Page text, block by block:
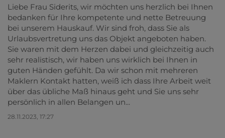
Liebe Frau Siderits, wir möchten uns herzlich bei Ihnen
bedanken für Ihre kompetente und nette Betreuung
bei unserem Hauskauf. Wir sind froh, dass Sie als
Urlaubsvertretung uns das Objekt angeboten haben.
Sie waren mit dem Herzen dabei und gleichzeitig auch
sehr realistisch, wir haben uns wirklich bei Ihnen in
guten Händen gefühlt. Da wir schon mit mehreren
Maklern Kontakt hatten, weiß ich dass Ihre Arbeit weit
über das übliche Maß hinaus geht und Sie uns sehr
persönlich in allen Belangen un...
28.11.2023, 17:27